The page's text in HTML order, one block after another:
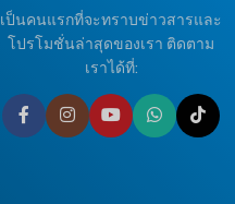
Motorized Valves &
Thermostat Controller
HEALTHY PLUS
FUNCTION
เป็นคนแรกที่จะทราบข่าวสารและ
โปรโมชั่นล่าสุดของเรา ติดตาม
เราได้ที่: